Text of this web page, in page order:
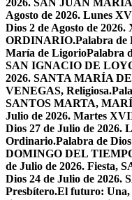
2026. SAN JUAN
Agosto de 2026. Lunes
Dios 2 de Agosto de
ORDINARIO.Palabra de
María de LigorioPalabra
SAN IGNACIO DE
2026. SANTA MARÍA
VENEGAS, Religiosa.
SANTOS MARTA,
Julio de 2026. Martes
Dios 27 de Julio de 2026.
Ordinario.Palabra de
DOMINGO DEL
de Julio de 2026. Fiesta,
Dios 24 de Julio de
Presbítero.El futuro: Una,